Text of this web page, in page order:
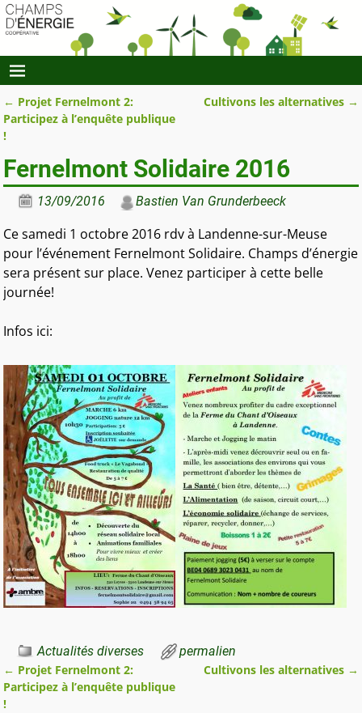
Navigation des articles
← Projet Fernelmont 2:
Participez à l’enquête publique
!
Cultivons les alternatives →
Fernelmont Solidaire 2016
13/09/2016 Bastien Van Grunderbeeck
Ce samedi 1 octobre 2016 rdv à Landenne-sur-Meuse
pour l’événement Fernelmont Solidaire. Champs d’énergie
sera présent sur place. Venez participer à cette belle
journée!
Infos ici:
Actualités diverses permalien
Navigation des articles
← Projet Fernelmont 2:
Participez à l’enquête publique
!
Cultivons les alternatives →